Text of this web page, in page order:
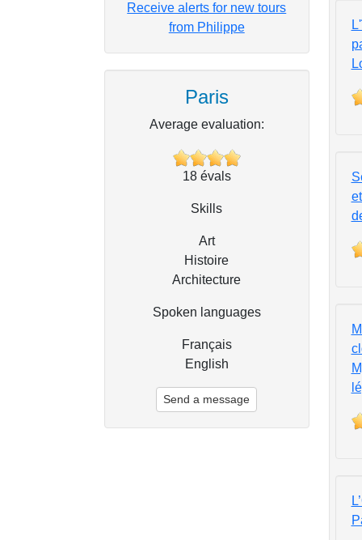
Receive alerts for new tours
from Philippe
Paris
Average evaluation:
18évals
Skills
Art
Histoire
Architecture
Spoken languages
Français
English
Send a message